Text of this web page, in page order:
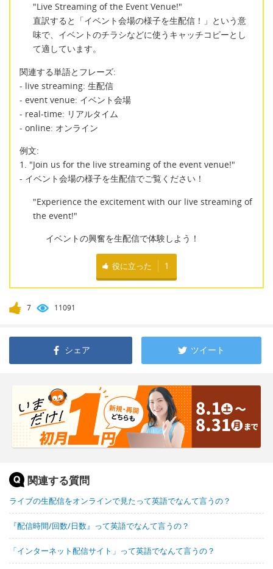
"Live Streaming of the Event Venue!"
直訳すると「イベント会場の様子を生配信！」という意
味で、イベントのチラシなどに使うキャッチコピーとし
て適しています。
関連する単語とフレーズ:
- live streaming: 生配信
- event venue: イベント会場
- real-time: リアルタイム
- online: オンライン
例文:
1. "Join us for the live streaming of the event venue!"
- イベント会場の様子を生配信でご覧ください！
"Experience the excitement with our live streaming of
the event!"
イベントの興奮を生配信で体験しよう！
役に立った 1
7 11091
シェア ツイート
関連する質問
ライブの生配信をオンラインで見たって英語でなんて言うの？
『配信時間/回数/日数』って英語でなんて言うの？
「インターネット配信サイト」って英語でなんて言うの？